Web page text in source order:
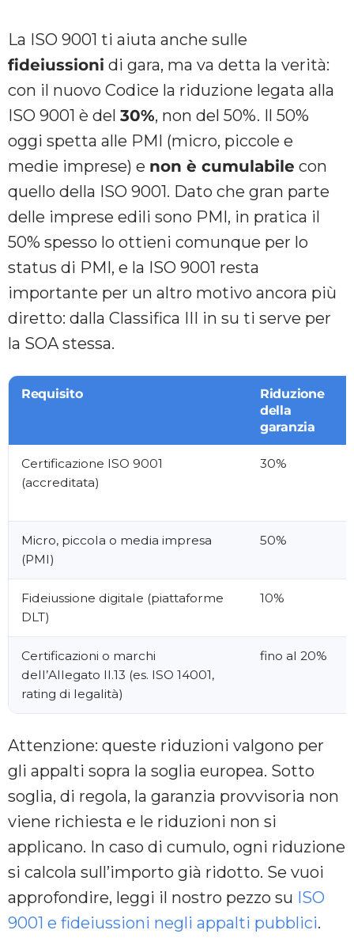
La ISO 9001 ti aiuta anche sulle
fideiussioni di gara, ma va detta la verità:
con il nuovo Codice la riduzione legata alla
ISO 9001 è del 30%, non del 50%. Il 50%
oggi spetta alle PMI (micro, piccole e
medie imprese) e non è cumulabile con
quello della ISO 9001. Dato che gran parte
delle imprese edili sono PMI, in pratica il
50% spesso lo ottieni comunque per lo
status di PMI, e la ISO 9001 resta
importante per un altro motivo ancora più
diretto: dalla Classifica III in su ti serve per
la SOA stessa.
Requisito
Riduzione
della
garanzia
Certificazione ISO 9001
(accreditata)
30%
Micro, piccola o media impresa
(PMI)
50%
Fideiussione digitale (piattaforme
DLT)
10%
Certificazioni o marchi
dell’Allegato II.13 (es. ISO 14001,
rating di legalità)
fino al 20%
Attenzione: queste riduzioni valgono per
gli appalti sopra la soglia europea. Sotto
soglia, di regola, la garanzia provvisoria non
viene richiesta e le riduzioni non si
applicano. In caso di cumulo, ogni riduzione
si calcola sull’importo già ridotto. Se vuoi
approfondire, leggi il nostro pezzo su ISO
9001 e fideiussioni negli appalti pubblici.